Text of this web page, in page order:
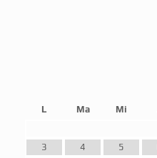
L
Ma Mi
3
4 5